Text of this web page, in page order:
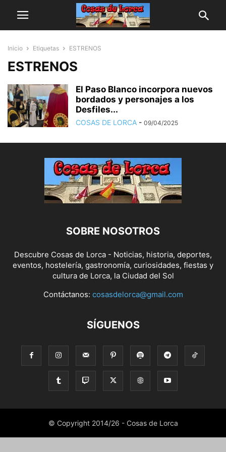
Inicio Etiquetas ESTRENOS
ESTRENOS
El Paso Blanco incorpora nuevos
bordados y personajes a los
Desfiles...
COSAS DE LORCA - 09/04/2025
SOBRE NOSOTROS
Descubre Cosas de Lorca - Noticias, historia, deportes,
eventos, hostelería, gastronomía, curiosidades, fiestas y
cultura de Lorca, la Ciudad del Sol
Contáctanos: cosasdelorca@gmail.com
SÍGUENOS
© Copyright 2014/26 - Cosas de Lorca